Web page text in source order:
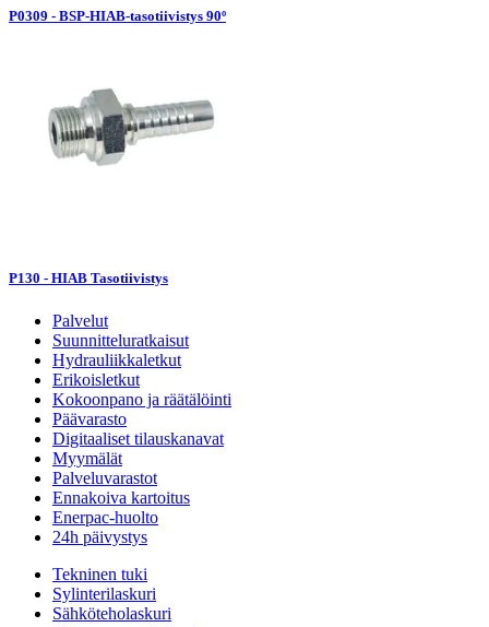
P0309 - BSP-HIAB-tasotiivistys 90º
P130 - HIAB Tasotiivistys
Palvelut
Suunnitteluratkaisut
Hydrauliikkaletkut
Erikoisletkut
Kokoonpano ja räätälöinti
Päävarasto
Digitaaliset tilauskanavat
Myymälät
Palveluvarastot
Ennakoiva kartoitus
Enerpac-huolto
24h päivystys
Tekninen tuki
Sylinterilaskuri
Sähköteholaskuri